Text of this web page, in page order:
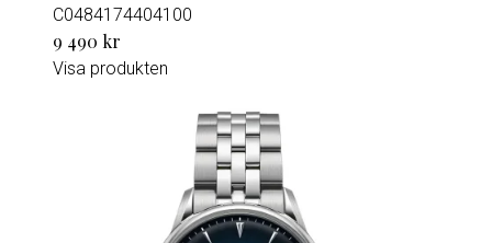
C0484174404100
9 490 kr
Visa produkten